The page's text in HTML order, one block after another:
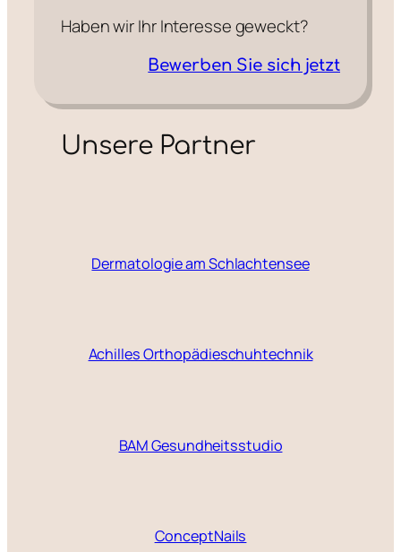
Haben wir Ihr Interesse geweckt?
Bewerben Sie sich jetzt
Unsere Partner
Dermatologie am Schlachtensee
Achilles Orthopädieschuhtechnik
BAM Gesundheitsstudio
ConceptNails